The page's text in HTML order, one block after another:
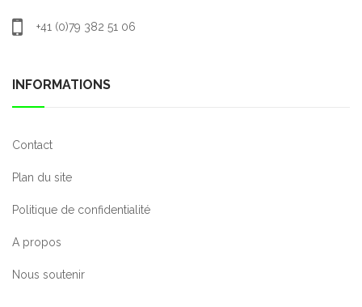
+41 (0)79 382 51 06
INFORMATIONS
Contact
Plan du site
Politique de confidentialité
A propos
Nous soutenir